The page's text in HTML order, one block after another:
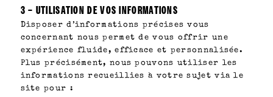
3 – UTILISATION DE VOS INFORMATIONS
Disposer d’informations précises vous
concernant nous permet de vous offrir une
expérience fluide, efficace et personnalisée.
Plus précisément, nous pouvons utiliser les
informations recueillies à votre sujet via le
site pour :